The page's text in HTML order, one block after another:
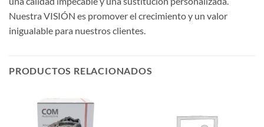
Nuestra VISIÓN es promover el crecimiento y un valor
inigualable para nuestros clientes.
PRODUCTOS RELACIONADOS